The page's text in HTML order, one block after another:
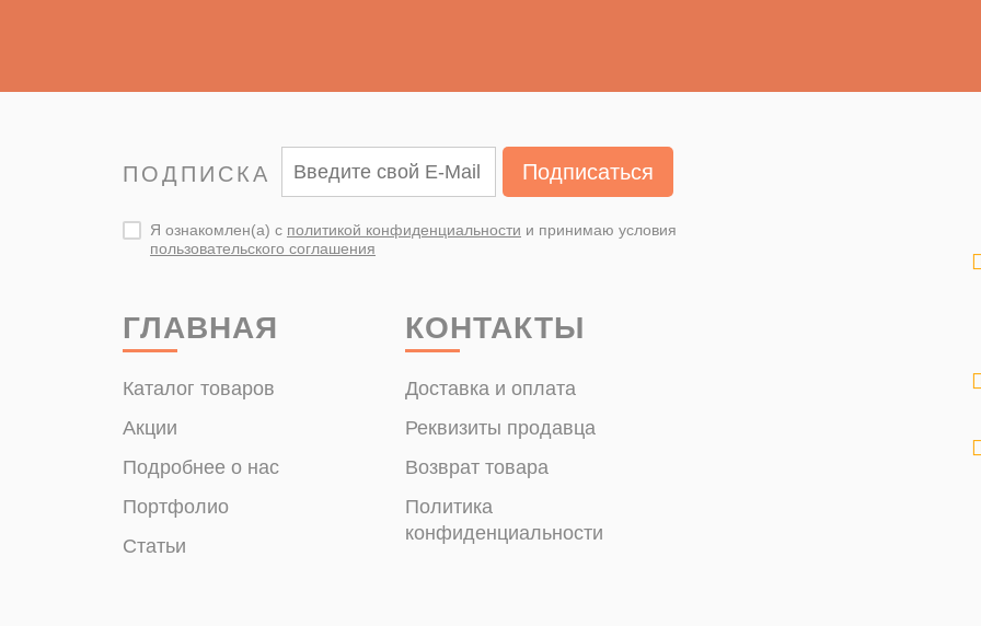
ПОДПИСКА Подписаться
Я ознакомлен(а) с политикой конфиденциальности и принимаю условия
пользовательского соглашения
ГЛАВНАЯ
Каталог товаров
Акции
Подробнее о нас
Портфолио
Статьи
КОНТАКТЫ
Доставка и оплата
Реквизиты продавца
Возврат товара
Политика
конфиденциальности